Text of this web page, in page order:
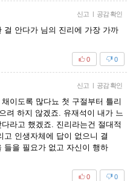
신고 | 공감 확인
걸 안다가 님의 진리에 가장 가까
0
0
신고 | 공감 확인
이도록 많다뇨 첫 구절부터 틀리
려 하지 않겠죠. 유재석이 내가 느
라고 했겠죠. 진리라는건 절대적
고 인생자체에 답이 없으니 결
들을 필요가 없고 자신이 행하
0
0